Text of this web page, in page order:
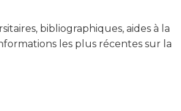
bibliographiques, aides à la
les plus récentes sur la